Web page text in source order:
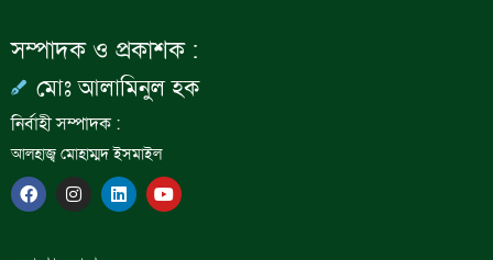
সম্পাদক ও প্রকাশক :
মোঃ আলামিনুল হক
নির্বাহী সম্পাদক :
আলহাজ্ব মোহাম্মদ ইসমাইল
F
a
c
b
I
n
s
a
L
i
n
Y
o
u